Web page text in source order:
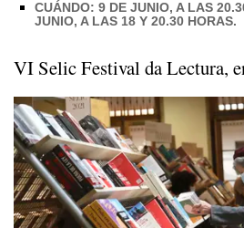
CUÁNDO: 9 DE JUNIO, A LAS
JUNIO, A LAS 18 Y 20.30 HORAS.
VI Selic Festival da Lectura,